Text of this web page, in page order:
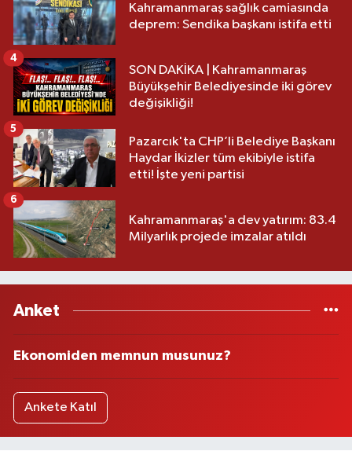
Kahramanmaraş sağlık camiasında
deprem: Sendika başkanı istifa etti
SON DAKİKA | Kahramanmaraş
Büyükşehir Belediyesinde iki görev
değişikliği!
4
Pazarcık'ta CHP’li Belediye Başkanı
Haydar İkizler tüm ekibiyle istifa
etti! İşte yeni partisi
5
Kahramanmaraş'a dev yatırım: 83.4
Milyarlık projede imzalar atıldı
6
Anket
Ekonomiden memnun musunuz?
Ankete Katıl